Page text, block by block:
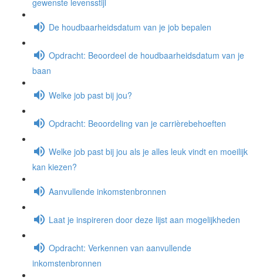
gewenste levensstijl
De houdbaarheidsdatum van je job bepalen
Opdracht: Beoordeel de houdbaarheidsdatum van je
baan
Welke job past bij jou?
Opdracht: Beoordeling van je carrièrebehoeften
Welke job past bij jou als je alles leuk vindt en moeilijk
kan kiezen?
Aanvullende inkomstenbronnen
Laat je inspireren door deze lijst aan mogelijkheden
Opdracht: Verkennen van aanvullende
inkomstenbronnen